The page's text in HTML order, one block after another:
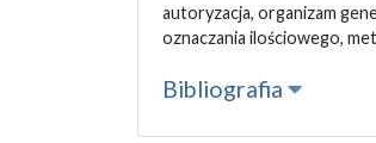
autoryzacja, organizam
oznaczania ilościowego,
Bibliografia